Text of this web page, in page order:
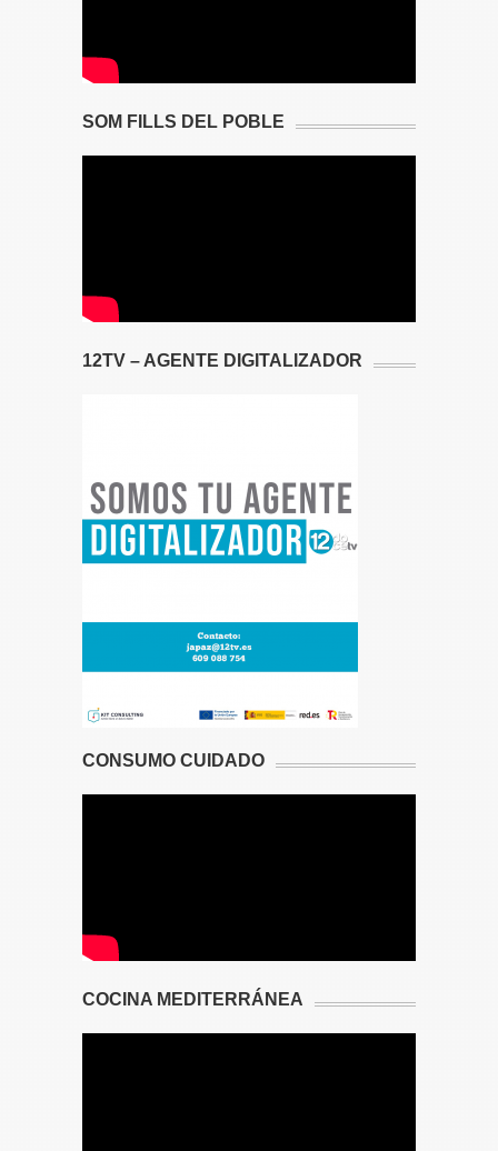
SOM FILLS DEL POBLE
12TV – AGENTE DIGITALIZADOR
CONSUMO CUIDADO
COCINA MEDITERRÁNEA